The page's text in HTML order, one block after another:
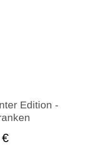
Edition -